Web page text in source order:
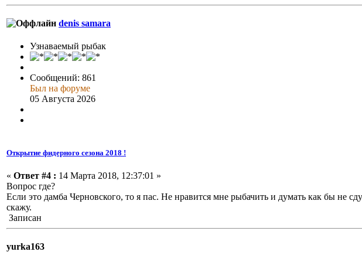
denis samara
Узнаваемый рыбак
Сообщений: 861
Был на форуме
05 Августа 2026
Открытие фидерного сезона 2018 !
« Ответ #4 : 14 Марта 2018, 12:37:01 »
Вопрос где?
Если это дамба Черновского, то я пас. Не нравится мне рыбачить и думать как бы не
скажу.
Записан
yurka163